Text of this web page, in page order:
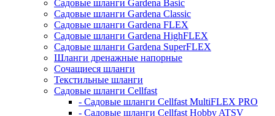
Садовые шланги Gardena Basic
Садовые шланги Gardena Classic
Садовые шланги Gardena FLEX
Садовые шланги Gardena HighFLEX
Садовые шланги Gardena SuperFLEX
Шланги дренажные напорные
Сочащиеся шланги
Текстильные шланги
Садовые шланги Cellfast
- Садовые шланги Cellfast MultiFLEX PRO
- Садовые шланги Cellfast Hobby ATSV